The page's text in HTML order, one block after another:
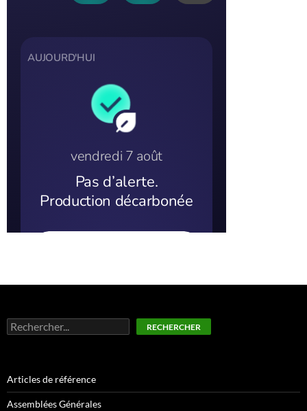
Rechercher RECHERCHER
Articles de référence
Assemblées Générales